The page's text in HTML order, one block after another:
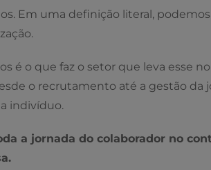
Em uma definição literal,
é o que faz o setor que leva esse
o recrutamento até a gestão da
indivíduo.
a jornada do colaborador no